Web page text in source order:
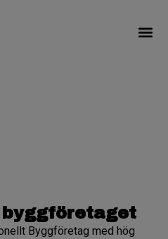
Byggföretag med hög